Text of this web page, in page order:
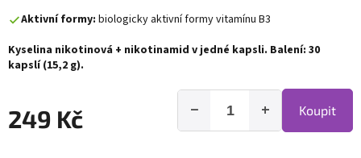
Aktivní formy: biologicky aktivní formy vitamínu B3
Kyselina nikotinová + nikotinamid v jedné kapsli. Balení: 30
kapslí (15,2 g).
249 Kč +
− Koupit